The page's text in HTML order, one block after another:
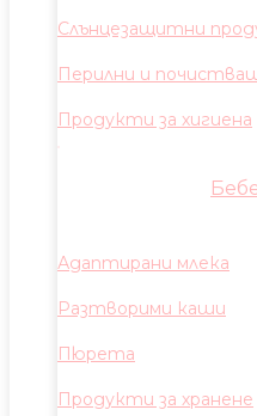
Слънцезащитни
Перилни и
Продукти за хигиена
Адаптирани млека
Разтворими каши
Пюрета
Продукти за хранене